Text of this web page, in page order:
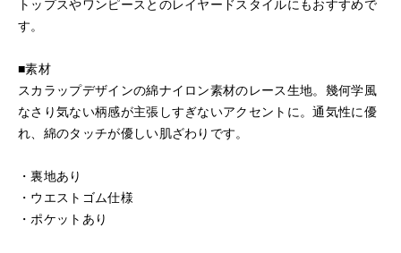
トップスやワンピースとのレイヤードスタイルにもおすすめで
す。
■素材
スカラップデザインの綿ナイロン素材のレース生地。幾何学風
なさり気ない柄感が主張しすぎないアクセントに。通気性に優
れ、綿のタッチが優しい肌ざわりです。
・裏地あり
・ウエストゴム仕様
・ポケットあり